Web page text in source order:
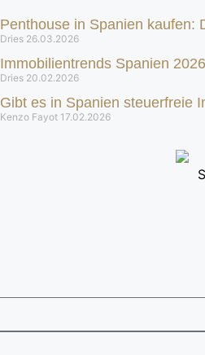
Penthouse in Spanien kaufen:
Dries 26.03.2026
Immobilientrends Spanien
Dries 20.02.2026
Gibt es in Spanien steuerfreie
Kenzo Fayot 17.02.2026